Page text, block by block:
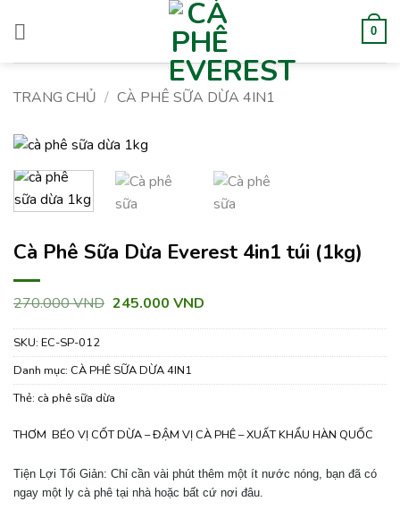
qua
0
TRANG CHỦ / CÀ PHÊ SỮA DỪA 4IN1
Cà Phê Sữa Dừa Everest 4in1 túi (1kg)
270.000VND Giá
là:
245.000 VNDGiá
tại
245.000 VND.
SKU: EC-SP-012
Danh mục: CÀ PHÊ SỮA DỪA 4IN1
Thẻ: cà phê sữa dừa
THƠM BÉO VỊ CỐT DỪA – ĐẬM VỊ CÀ PHÊ – XUẤT KHẨU HÀN QUỐC
Tiện Lợi Tối Giản: Chỉ cần vài phút thêm một ít nước nóng, bạn đã có
ngay một ly cà phê tại nhà hoặc bất cứ nơi đâu.